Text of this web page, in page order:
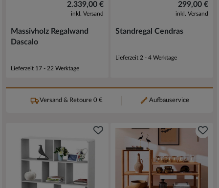
Versand & Retoure 0 € Aufbauservice
2.339,00 €
inkl. Versand
Massivholz Regalwand
Dascalo
Lieferzeit 17 - 22 Werktage
299,00 €
inkl. Versand
Standregal Cendras
Lieferzeit 2 - 4 Werktage